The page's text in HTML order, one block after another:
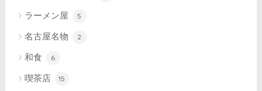
ラーメン屋 5
名古屋名物 2
和食 6
喫茶店 15